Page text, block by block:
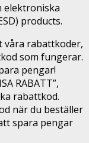
elektroniska
products.
våra rabattkoder,
som fungerar.
pengar!
RABATT”,
rabattkod.
när du beställer
spara pengar